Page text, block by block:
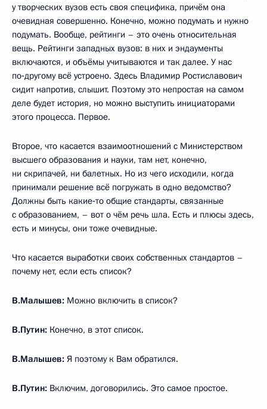
у творческих вузов есть своя специфика, причём она
очевидная совершенно. Конечно, можно подумать и нужно
подумать. Вообще, рейтинги – это очень относительная
вещь. Рейтинги западных вузов: в них и эндаументы
включаются, и объёмы учитываются и так далее. У нас
по‑другому всё устроено. Здесь Владимир Ростиславович
сидит напротив, слышит. Поэтому это непростая на самом
деле будет история, но можно выступить инициаторами
этого процесса. Первое.
Второе, что касается взаимоотношений с Министерством
высшего образования и науки, там нет, конечно,
ни скрипачей, ни балетных. Но из чего исходили, когда
принимали решение всё погружать в одно ведомство?
Должны быть какие‑то общие стандарты, связанные
с образованием, – вот о чём речь шла. Есть и плюсы здесь,
есть и минусы, они тоже очевидные.
Что касается выработки своих собственных стандартов –
почему нет, если есть список?
В.Малышев: Можно включить в список?
В.Путин: Конечно, в этот список.
В.Малышев: Я поэтому к Вам обратился.
В.Путин: Включим, договорились. Это самое простое.